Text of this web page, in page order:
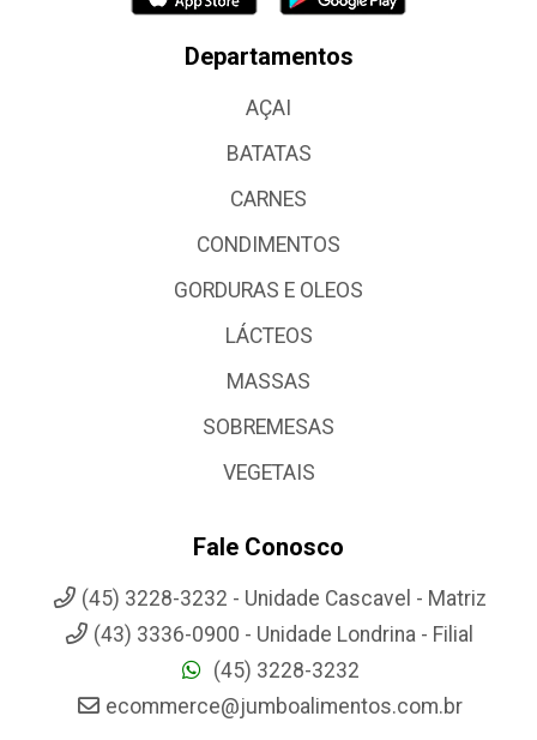
Departamentos
AÇAI
BATATAS
CARNES
CONDIMENTOS
GORDURAS E OLEOS
LÁCTEOS
MASSAS
SOBREMESAS
VEGETAIS
Fale Conosco
(45) 3228-3232 - Unidade Cascavel - Matriz
(43) 3336-0900 - Unidade Londrina - Filial
(45) 3228-3232
ecommerce@jumboalimentos.com.br